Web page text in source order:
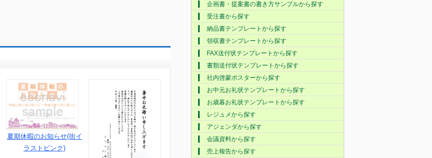
夏期休暇のお知らせ(街イ
ラストピンク)
企画書・提案書の書き方サンプルから探す
受注書から探す
納品書テンプレートから探す
領収書テンプレートから探す
FAX送付状テンプレートから探す
書類送付状テンプレートから探す
社内啓蒙ポスターから探す
お中元お礼状テンプレートから探す
お歳暮お礼状テンプレートから探す
レジュメから探す
アジェンダから探す
会議資料から探す
売上報告から探す